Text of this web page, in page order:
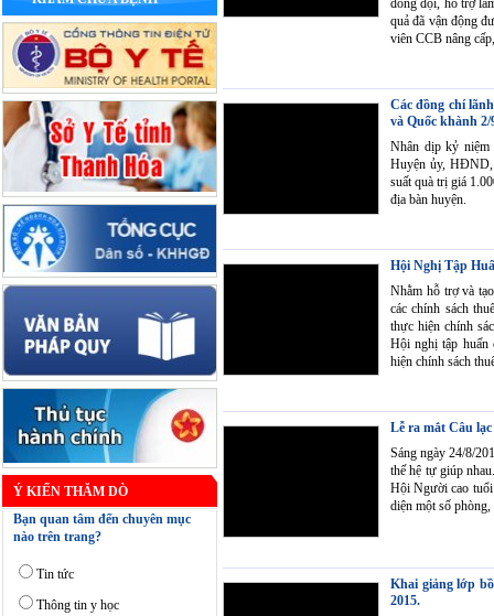
Ý KIẾN THĂM DÒ
Bạn quan tâm đến chuyên mục
nào trên trang?
Tin tức
Thông tin y học
đồng đội, hỗ trợ
quả đã vận động
viên CCB nâng
Các đồng chí
và Quốc khành 2/
Nhân dịp kỷ niệm
Huyện ủy, HĐND,
suất quà trị giá
địa bàn huyện.
Hội Nghị Tập
Nhằm hỗ trợ và
các chính sách
thực hiện chính
Hội nghị tập huấn
hiện chính sách
Lễ ra mắt Câu
Sáng ngày 24/8/
thế hệ tự giúp
Hội Người cao
diện một số
Khai giảng lớp
2015.